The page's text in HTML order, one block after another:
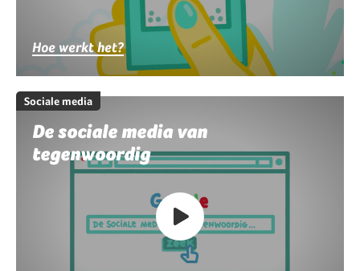
Hoe werkt het?
Sociale media
De sociale media van
tegenwoordig